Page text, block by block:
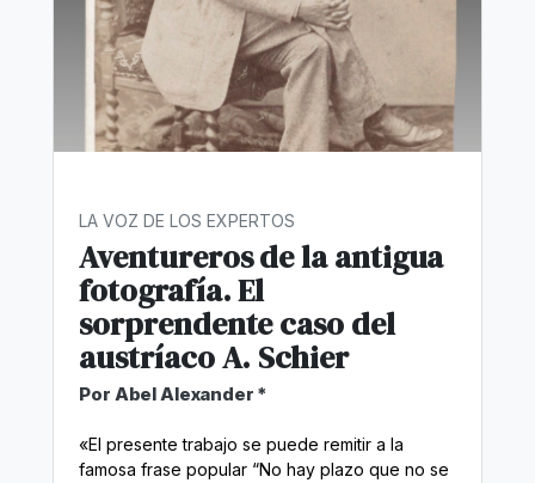
LA VOZ DE LOS EXPERTOS
Aventureros de la antigua
fotografía. El
sorprendente caso del
austríaco A. Schier
Por Abel Alexander *
«El presente trabajo se puede remitir a la
famosa frase popular “No hay plazo que no se